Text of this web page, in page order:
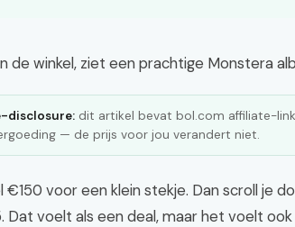
de winkel, ziet een prachtige Monstera
disclosure: dit artikel bevat bol.com affiliate-
— de prijs voor jou verandert niet.
€150 voor een klein stekje. Dan scroll je
Dat voelt als een deal, maar het voelt